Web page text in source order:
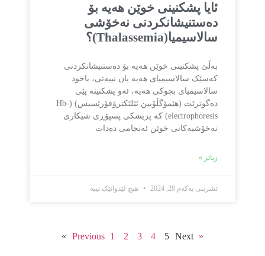
ئایا پشکنینی خوێن هەیە بۆ
دەستنیشانكردنی نەخۆشی
سالاسیمیا(Thalassemia)؟
بەڵێ پشکنینی خوێن هەیە بۆ دەستنیشانكردنی
کەسێک سالاسیمیای هەیە یان نییەتی، یاخود
سالاسیمیای بچوكی هەیە، ئەو پشكنینە پێی
دەگوترێت (هێمۆگڵۆبین ئێلێكترۆفۆرێسیس) (Hb-
electrophoresis) كە پزیشكی پسپۆڕی شیكاری
نەخۆشیەكانی خوێن ئەنجامی دەدات
زیاتر »
تشرینی یەکەم 28, 2024 هیچ لێدوانێک نییە
« Previous
1 2 3 4 5 Next »